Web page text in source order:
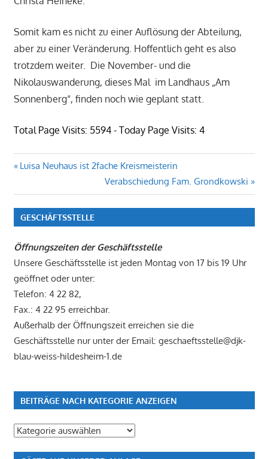
Somit kam es nicht zu einer Auflösung der Abteilung,
aber zu einer Veränderung. Hoffentlich geht es also
trotzdem weiter. Die November- und die
Nikolauswanderung, dieses Mal im Landhaus „Am
Sonnenberg“, finden noch wie geplant statt.
Total Page Visits: 5594 - Today Page Visits: 4
Beitragsnavigation
Vorheriger
Luisa Neuhaus ist 2fache Kreismeisterin
Nächster
Beitrag:
Verabschiedung Fam. Grondkowski
GESCHÄFTSSTELLE
Öffnungszeiten der Geschäftsstelle
Unsere Geschäftsstelle ist jeden Montag von 17 bis 19 Uhr
geöffnet oder unter:
Telefon: 4 22 82,
Fax.: 4 22 95 erreichbar.
Außerhalb der Öffnungszeit erreichen sie die
Geschäftsstelle nur unter der Email: geschaeftsstelle@djk-
blau-weiss-hildesheim-1.de
BEITRÄGE NACH KATEGORIE ANZEIGEN
Beiträge